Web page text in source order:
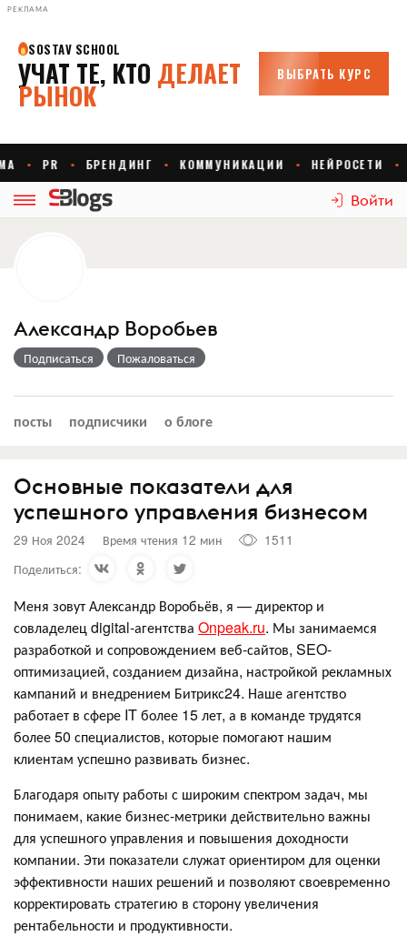
РЕКЛАМА
Войти
Александр Воробьев
Подписаться Пожаловаться
посты подписчики о блоге
Основные показатели для
успешного управления бизнесом
29 Ноя 2024 Время чтения 12 мин
1511
Поделиться:
Меня зовут Александр Воробьёв, я — директор и
совладелец digital-агентства Onpeak.ru. Мы занимаемся
разработкой и сопровождением веб-сайтов, SEO-
оптимизацией, созданием дизайна, настройкой рекламных
кампаний и внедрением Битрикс24. Наше агентство
работает в сфере IT более 15 лет, а в команде трудятся
более 50 специалистов, которые помогают нашим
клиентам успешно развивать бизнес.
Благодаря опыту работы с широким спектром задач, мы
понимаем, какие бизнес-метрики действительно важны
для успешного управления и повышения доходности
компании. Эти показатели служат ориентиром для оценки
эффективности наших решений и позволяют своевременно
корректировать стратегию в сторону увеличения
рентабельности и продуктивности.